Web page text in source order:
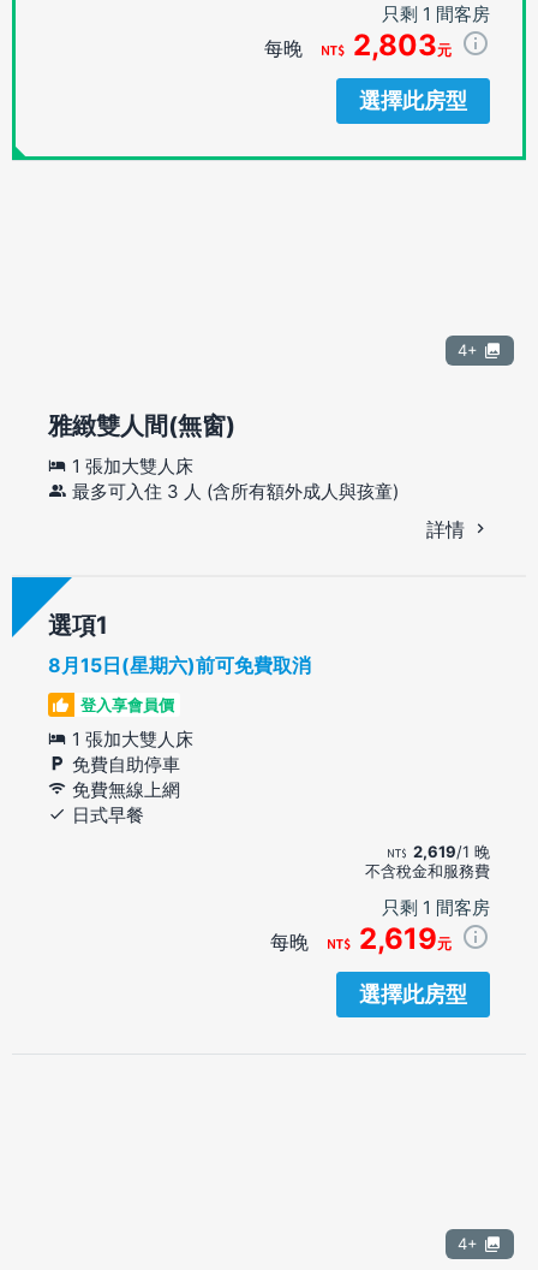
只剩 1 間客房
每晚 2,803元
選擇此房型
4+
雅緻雙人間(無窗)
1 張加大雙人床
最多可入住 3 人 (含所有額外成人與孩童)
詳情
選項
8月15日(星期六)前可免費取消
登入享會員價
1 張加大雙人床
免費自助停車
免費無線上網
日式早餐
2,619/1 晚
不含稅金和服務費
只剩 1 間客房
每晚 2,619元
選擇此房型
4+